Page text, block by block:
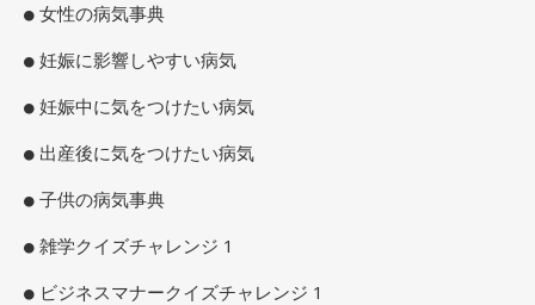
女性の病気事典
妊娠に影響しやすい病気
妊娠中に気をつけたい病気
出産後に気をつけたい病気
子供の病気事典
雑学クイズチャレンジ 1
ビジネスマナークイズチャレンジ 1